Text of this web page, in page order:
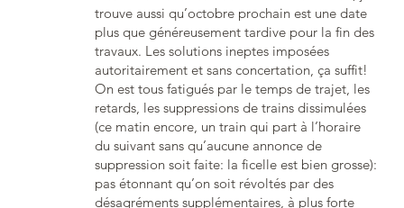
trouve aussi qu’octobre prochain est une date
plus que généreusement tardive pour la fin des
travaux. Les solutions ineptes imposées
autoritairement et sans concertation, ça suffit!
On est tous fatigués par le temps de trajet, les
retards, les suppressions de trains dissimulées
(ce matin encore, un train qui part à l’horaire
du suivant sans qu’aucune annonce de
suppression soit faite: la ficelle est bien grosse):
pas étonnant qu’on soit révoltés par des
désagréments supplémentaires, à plus forte